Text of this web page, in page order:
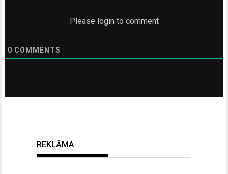
Please login to comment
0 COMMENTS
REKLĀMA